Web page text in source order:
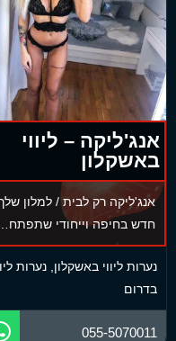
אנג'ליקה – ליווי
באשקלון
אנג'ליקה רק לבית / למלון
חדש בחיפה וייחודי שתפתח…
נערות ליווי באשקלון נערות
בדרום
055-5070011